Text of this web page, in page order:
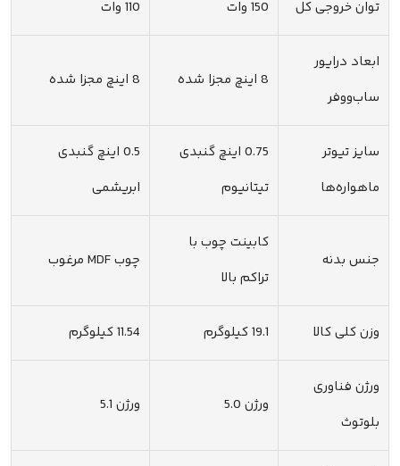
توان خروجی کل 150 وات 110 وات
ابعاد درایور
ساب‌ووفر
8 اینچ مجزا شده 8 اینچ مجزا شده
سایز تیوتر
ماهواره‌ها
0.75 اینچ گنبدی
تیتانیوم
0.5 اینچ گنبدی
ابریشمی
جنس بدنه
کابینت چوب با
تراکم بالا
چوب MDF مرغوب
وزن کلی کالا 19.1 کیلوگرم 11.54 کیلوگرم
ورژن فناوری
بلوتوث
ورژن 5.0 ورژن 5.1